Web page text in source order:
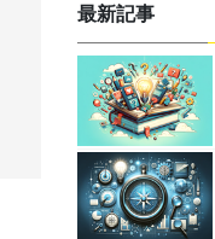
最新記事